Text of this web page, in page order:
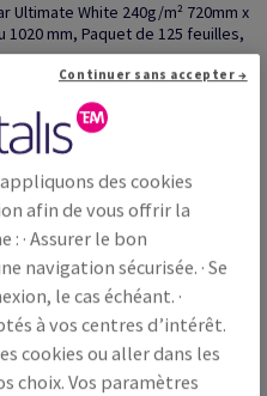
Ultimate White 240g/m² 720mm x
1020 mm, Paquet de 125 feuilles,
Partager via e-mail
20% de remise sur
des cookies
afin de vous offrir la
· Assurer le bon
navigation sécurisée. · Se
le cas échéant. ·
à vos centres d’intérêt.
cookies ou aller dans les
choix. Vos paramètres
Continuer sans accepter →